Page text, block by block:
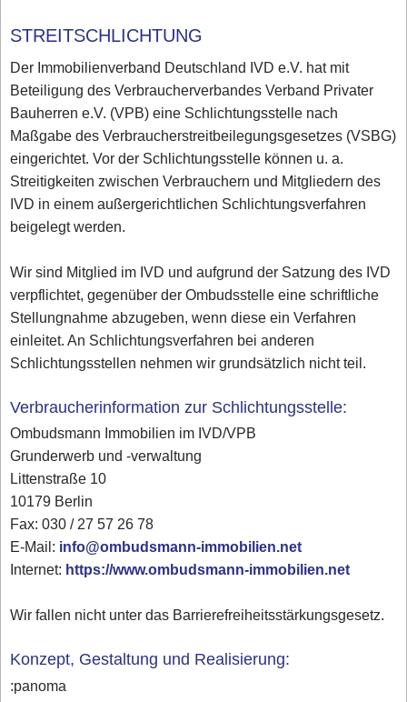
STREITSCHLICHTUNG
Der Immobilienverband Deutschland IVD e.V. hat mit
Beteiligung des Verbraucherverbandes Verband Privater
Bauherren e.V. (VPB) eine Schlichtungsstelle nach
Maßgabe des Verbraucherstreitbeilegungsgesetzes (VSBG)
eingerichtet. Vor der Schlichtungsstelle können u. a.
Streitigkeiten zwischen Verbrauchern und Mitgliedern des
IVD in einem außergerichtlichen Schlichtungsverfahren
beigelegt werden.
Wir sind Mitglied im IVD und aufgrund der Satzung des IVD
verpflichtet, gegenüber der Ombudsstelle eine schriftliche
Stellungnahme abzugeben, wenn diese ein Verfahren
einleitet. An Schlichtungsverfahren bei anderen
Schlichtungsstellen nehmen wir grundsätzlich nicht teil.
Verbraucherinformation zur Schlichtungsstelle:
Ombudsmann Immobilien im IVD/VPB
Grunderwerb und -verwaltung
Littenstraße 10
10179 Berlin
Fax: 030 / 27 57 26 78
E-Mail: info@ombudsmann-immobilien.net
Internet: https://www.ombudsmann-immobilien.net
Wir fallen nicht unter das Barrierefreiheitsstärkungsgesetz.
Konzept, Gestaltung und Realisierung:
:panoma